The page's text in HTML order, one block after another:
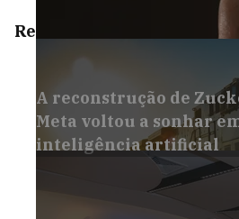
Reportagens Especiais
A reconstrução de
Meta voltou a sonhar
inteligência artificial